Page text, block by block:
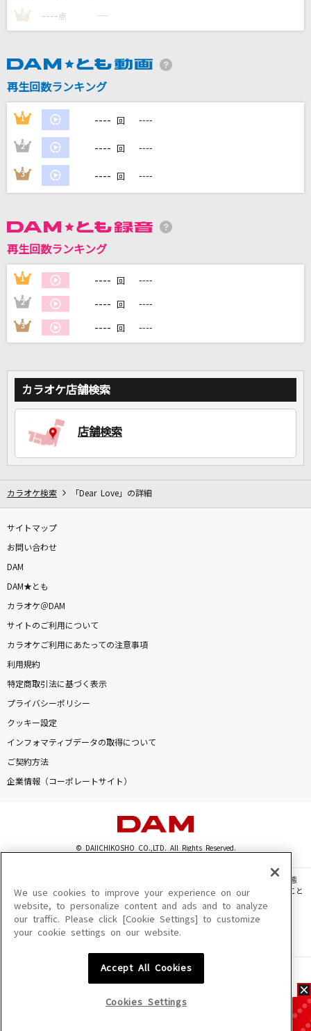
ラックライフ
浜崎あゆみ
イエスタデイ
Official髭男dism
好きな人
Kiroro
徳永英明
エジソン
水曜日のカンパネラ
カラオケをもっと楽しもう！
3 ---- 点 ----
再生回数ランキング
1 ---- 回 ----
2 ---- 回 ----
3 ---- 回 ----
再生回数ランキング
1 ---- 回 ----
2 ---- 回 ----
3 ---- 回 ----
カラオケ店舗検索
店舗検索
カラオケ検索 「Dear Love」の詳細
サイトマップ
お問い合わせ
DAM
DAM★とも
カラオケ＠DAM
サイトのご利用について
カラオケご利用にあたっての注意事項
利用規約
特定商取引法に基づく表示
プライバシーポリシー
クッキー設定
インフォマティブデータの取得について
ご契約方法
企業情報（コーポレートサイト）
© DAIICHIKOSHO CO.,LTD. All Rights Reserved.
このサイトに掲載されている一切の文章・画像・写真・動画・音声等を、手段や形態
を問わず、著作権法の定める範囲を超えて無断で複製、転載、ファイル化などすること
を禁じます。
楽曲及びコンテンツは、機種によりご利用いただけない場合があります。
楽曲及びコンテンツの配信日、配信内容が変更になる場合があります。
We use cookies to improve your experience on our
website, to personalize content and ads and to analyze
our traffic. Please click [Cookie Settings] to customize
your cookie settings on our website.
Accept All Cookies
Cookies Settings